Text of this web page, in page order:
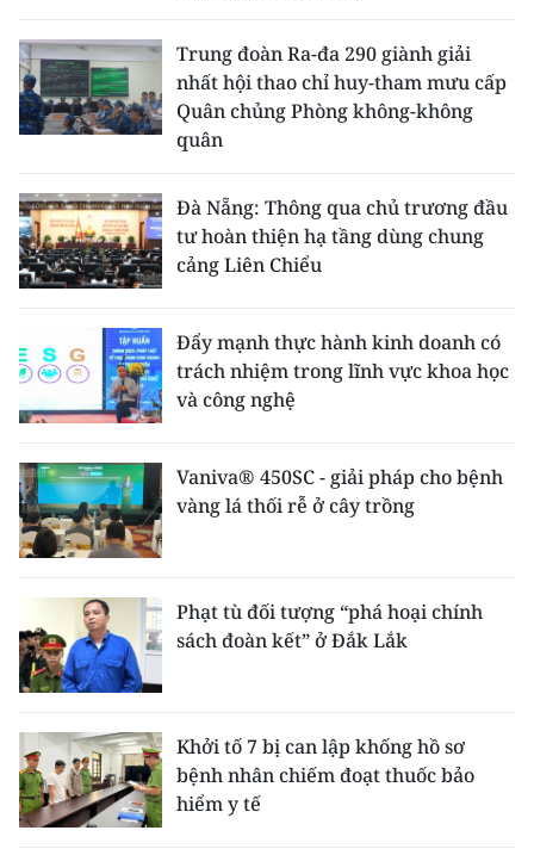
Trung đoàn Ra-đa 290 giành giải
nhất hội thao chỉ huy-tham mưu cấp
Quân chủng Phòng không-không
quân
Đà Nẵng: Thông qua chủ trương đầu
tư hoàn thiện hạ tầng dùng chung
cảng Liên Chiểu
Đẩy mạnh thực hành kinh doanh có
trách nhiệm trong lĩnh vực khoa học
và công nghệ
Vaniva® 450SC - giải pháp cho bệnh
vàng lá thối rễ ở cây trồng
Phạt tù đối tượng “phá hoại chính
sách đoàn kết” ở Đắk Lắk
Khởi tố 7 bị can lập khống hồ sơ
bệnh nhân chiếm đoạt thuốc bảo
hiểm y tế